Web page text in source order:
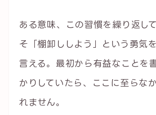
ある意味、この習慣を繰り返し
そ「棚卸ししよう」という勇気
言える。最初から有益なことを
かりしていたら、ここに至らな
れません。